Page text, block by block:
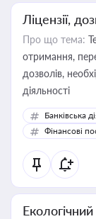
Ліцензії,
Про що тема:
отримання,
дозволів,
діяльності
Банківська
Фінансові